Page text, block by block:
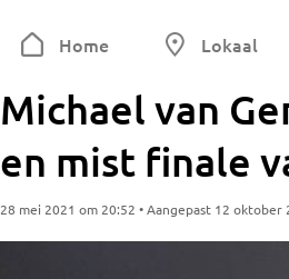
Home Lokaal
Michael van
en mist finale
28 mei 2021 om 20:52 • Aangepast 12 oktober